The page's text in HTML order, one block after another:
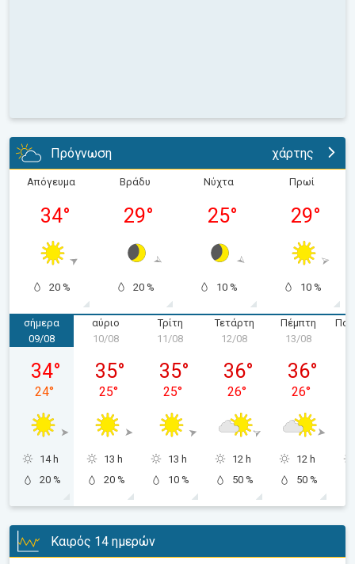
Πρόγνωση χάρτης
Απόγευμα
34°
20 %
Βράδυ
29°
20 %
Νύχτα
25°
10 %
Πρωί
29°
10 %
σήμερα
Κυριακή 09/08
09/08
34°
24°
14 h
20 %
αύριο
Δευτέρα 10/08
10/08
35°
25°
13 h
20 %
Τρίτη
11/08
35°
25°
13 h
10 %
Τετάρτη
Τετάρτη 12/08
12/08
36°
26°
12 h
50 %
Πέμπτη
13/08
36°
26°
12 h
50 %
Καιρός 14 ημερών